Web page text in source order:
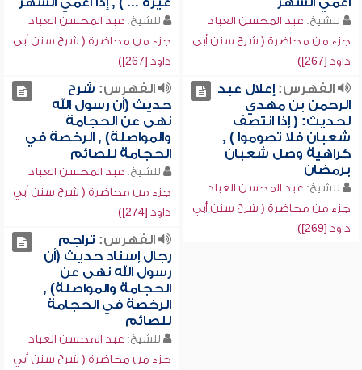
للشيخ: عبد المحسن العباد
جزء من محاضرة ( شرح سنن أبي
داود [267])
للشيخ: عبد المحسن العباد
جزء من محاضرة ( شرح سنن أبي
داود [267])
الفهرس:إعلال عبد
الرحمن بن مهدي
لحديث: ( إذا انتصف
شعبان فلا تصوموا ) ,
كراهية وصل شعبان
برمضان
للشيخ: عبد المحسن العباد
جزء من محاضرة ( شرح سنن أبي
داود [269])
الفهرس: شرح
حديث (أن رسول الله
نهى عن الحجامة
والمواصلة) , الرخصة في
الحجامة للصائم
للشيخ: عبد المحسن العباد
جزء من محاضرة ( شرح سنن أبي
داود [274])
الفهرس: تراجم
رجال إسناد حديث (أن
رسول الله نهى عن
الحجامة والمواصلة) ,
الرخصة في الحجامة
للصائم
للشيخ: عبد المحسن العباد
جزء من محاضرة ( شرح سنن أبي